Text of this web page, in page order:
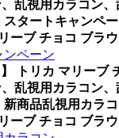
乱視用カラコン
スタートキャンペ
ーブ チョコ ブラ
ンペーン
】 トリカ マリーブ
乱視用カラコン
新商品乱視用カラ
ーブ チョコ ブラ